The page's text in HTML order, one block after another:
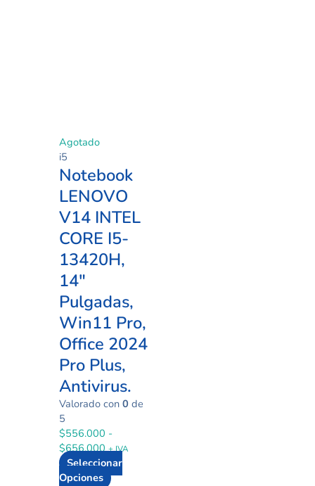
Agotado
i5
Notebook
LENOVO
V14 INTEL
CORE I5-
13420H,
14″
Pulgadas,
Win11 Pro,
Office 2024
Pro Plus,
Antivirus.
Valorado con 0 de
5
$556.000 -
$656.000 + IVA
Seleccionar
Opciones